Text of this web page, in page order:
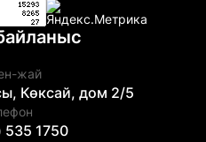
жай
Көксай, дом 2/5
535 1750